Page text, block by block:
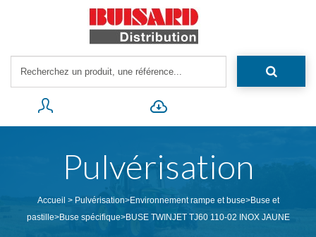
Pulvérisation
Accueil > Pulvérisation>Environnement rampe et buse>Buse et
pastille>Buse spécifique>BUSE TWINJET TJ60 110-02 INOX JAUNE